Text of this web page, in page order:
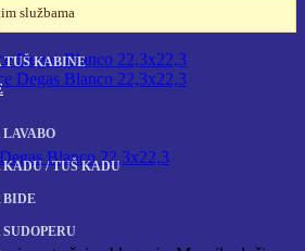
TUŠ KABINE
/ TUŠ KADU
BIDE
službama
Blanco 22,3x22,3